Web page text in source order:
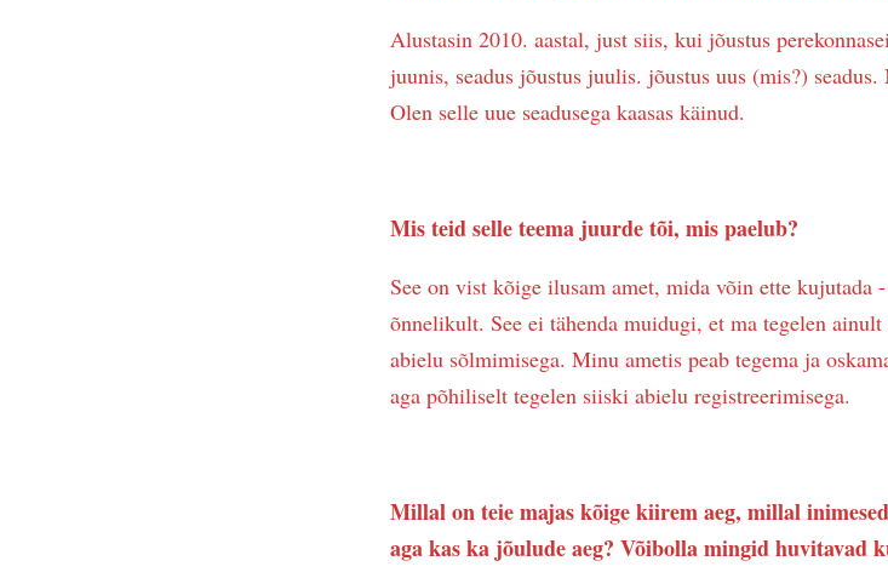
Alustasin 2010. aastal, just siis, kui jõustus
juunis, seadus jõustus juulis. jõustus uus (mis?)
Olen selle uue seadusega kaasas käinud.
Mis teid selle teema juurde tõi, mis paelub?
See on vist kõige ilusam amet, mida võin ette kujutada
õnnelikult. See ei tähenda muidugi, et ma tegelen
abielu sõlmimisega. Minu ametis peab tegema ja
aga põhiliselt tegelen siiski abielu registreerimisega.
Millal on teie majas kõige kiirem aeg, millal
aga kas ka jõulude aeg? Võibolla mingid huvitavad